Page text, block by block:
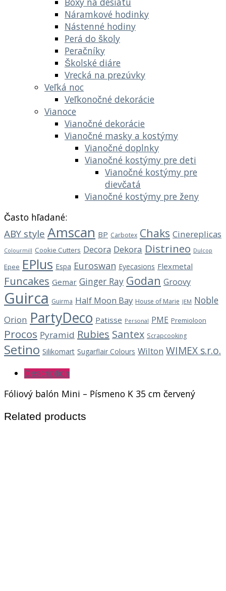
Náramkové hodinky
Nástenné hodiny
Perá do školy
Peračníky
Školské diáre
Vrecká na prezúvky
Veľká noc
Veľkonočné dekorácie
Vianoce
Vianočné dekorácie
Vianočné masky a kostýmy
Vianočné doplnky
Vianočné kostýmy pre deti
Vianočné kostýmy pre
dievčatá
Vianočné kostýmy pre ženy
Často hľadané:
ABY style Amscan BP Carbotex Chaks Cinereplicas
Colourmill Cookie Cutters Decora Dekora Distrineo Dulcop
Epee EPlus Espa Euroswan Eyecasions Flexmetal
Funcakes Gemar Ginger Ray Godan Groovy
Guirca Guirma Half Moon Bay House of Marie JEM Noble
Orion PartyDeco Patisse Personal PME Premioloon
Procos Pyramid Rubies Santex Scrapcooking
Setino Silikomart Sugarflair Colours Wilton WIMEX s.r.o.
Description
Fóliový balón Mini – Písmeno K 35 cm červený
Related products